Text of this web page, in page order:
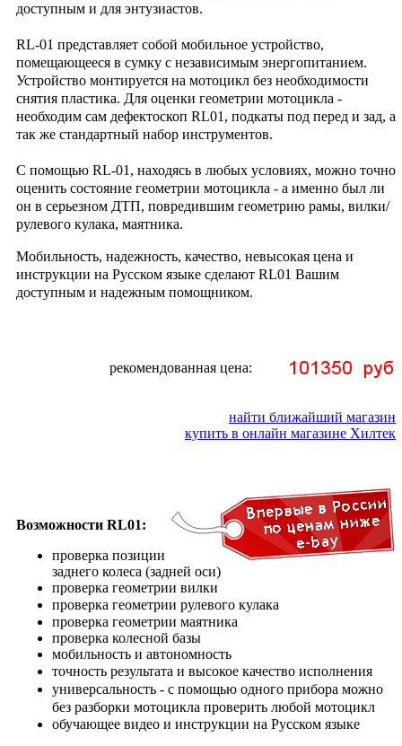
доступным и для энтузиастов.
RL-01 представляет собой мобильное устройство,
помещающееся в сумку с независимым энергопитанием.
Устройство монтируется на мотоцикл без необходимости
снятия пластика. Для оценки геометрии мотоцикла -
необходим сам дефектоскоп RL01, подкаты под перед и зад, а
так же стандартный набор инструментов.
С помощью RL-01, находясь в любых условиях, можно точно
оценить состояние геометрии мотоцикла - а именно был ли
он в серьезном ДТП, повредившим геометрию рамы, вилки/
рулевого кулака, маятника.
Мобильность, надежность, качество, невысокая цена и
инструкции на Русском языке сделают RL01 Вашим
доступным и надежным помощником.
рекомендованная цена:
найти ближайший магазин
купить в онлайн магазине Хилтек
Возможности RL01:
проверка позиции
заднего колеса (задней оси)
проверка геометрии вилки
проверка геометрии рулевого кулака
проверка геометрии маятника
проверка колесной базы
мобильность и автономность
точность результата и высокое качество исполнения
универсальность - с помощью одного прибора можно
без разборки мотоцикла проверить любой мотоцикл
обучающее видео и инструкции на Русском языке